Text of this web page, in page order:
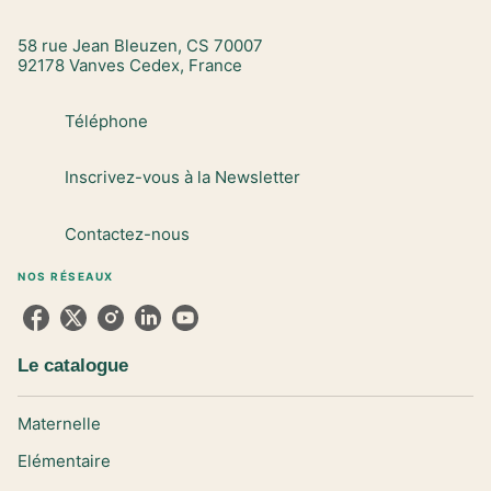
58 rue Jean Bleuzen, CS 70007
92178 Vanves Cedex, France
Téléphone
Inscrivez-vous à la Newsletter
Contactez-nous
NOS RÉSEAUX
Le catalogue
Maternelle
Elémentaire